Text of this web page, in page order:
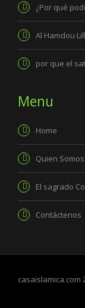
¿Por qué
Al Hamdou
por que el
Menu
Home
Quien Somos
El sagrado
Contáctenos
casaislamica.com